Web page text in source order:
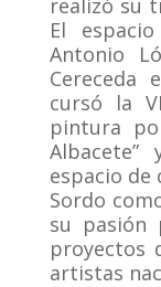
El
Antonio
Cereceda
cursó la
pintura
espacio
Sordo
su pasión
proyectos
artistas